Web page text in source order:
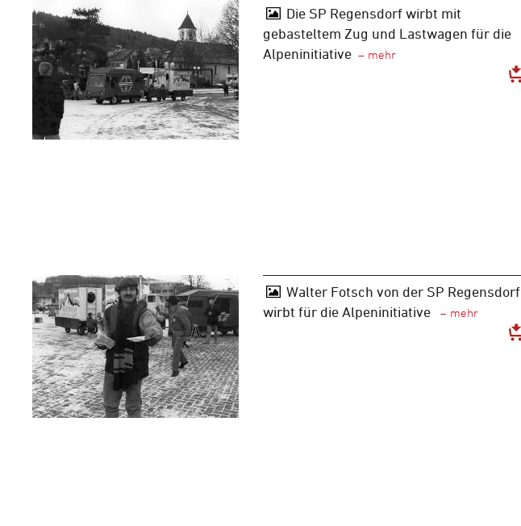
Die SP Regensdorf wirbt mit
gebasteltem Zug und Lastwagen für die
Alpeninitiative
Walter Fotsch von der SP Regensdorf
wirbt für die Alpeninitiative